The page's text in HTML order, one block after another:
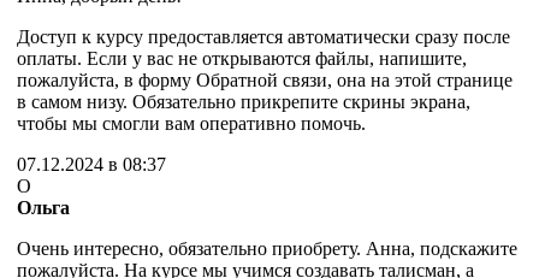
Доступ к курсу предоставляется автоматически сразу после
оплаты. Если у вас не открываются файлы, напишите,
пожалуйста, в форму Обратной связи, она на этой странице
в самом низу. Обязательно прикрепите скрины экрана,
чтобы мы смогли вам оперативно помочь.
07.12.2024 в 08:37
О
Ольга
Очень интересно, обязательно приобрету. Анна, подскажите
пожалуйста. На курсе мы учимся создавать талисман, а